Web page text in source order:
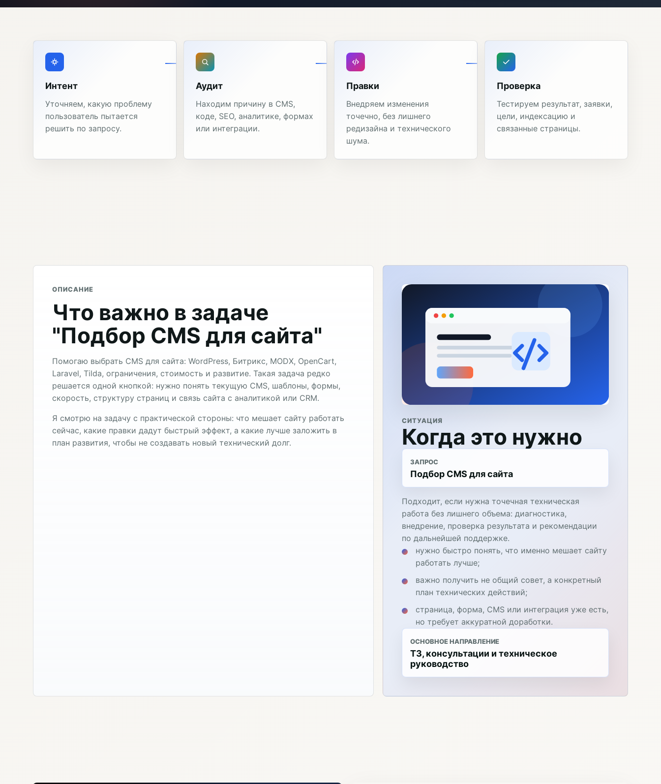
Интент
Уточняем, какую проблему
пользователь пытается
решить по запросу.
Аудит
Находим причину в CMS,
коде, SEO, аналитике, формах
или интеграции.
Правки
Внедряем изменения
точечно, без лишнего
редизайна и технического
шума.
Проверка
Тестируем результат, заявки,
цели, индексацию и
связанные страницы.
ОПИСАНИЕ
Что важно в задаче
"Подбор CMS для сайта"
Помогаю выбрать CMS для сайта: WordPress, Битрикс, MODX, OpenCart,
Laravel, Tilda, ограничения, стоимость и развитие. Такая задача редко
решается одной кнопкой: нужно понять текущую CMS, шаблоны, формы,
скорость, структуру страниц и связь сайта с аналитикой или CRM.
Я смотрю на задачу с практической стороны: что мешает сайту работать
сейчас, какие правки дадут быстрый эффект, а какие лучше заложить в
план развития, чтобы не создавать новый технический долг.
СИТУАЦИЯ
Когда это нужно
ЗАПРОС
Подбор CMS для сайта
Подходит, если нужна точечная техническая
работа без лишнего объема: диагностика,
внедрение, проверка результата и рекомендации
по дальнейшей поддержке.
нужно быстро понять, что именно мешает сайту
работать лучше;
важно получить не общий совет, а конкретный
план технических действий;
страница, форма, CMS или интеграция уже есть,
но требует аккуратной доработки.
ОСНОВНОЕ НАПРАВЛЕНИЕ
ТЗ, консультации и техническое
руководство